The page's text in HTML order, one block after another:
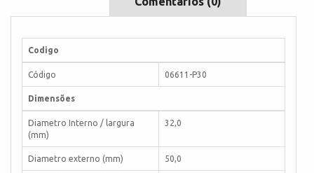
Codigo
Código 06611-P30
Dimensões
Diametro Interno / largura
(mm)
32,0
Diametro externo (mm) 50,0